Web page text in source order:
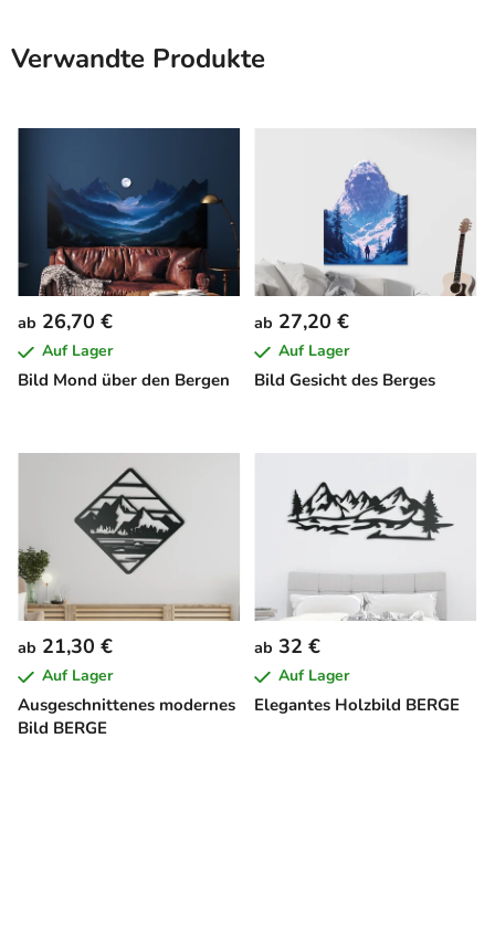
Verwandte Produkte
Bild Mond über den Bergen
ab 26,70 €
Auf Lager
Bild Gesicht des Berges
ab 27,20 €
Auf Lager
Ausgeschnittenes modernes
Bild BERGE
ab 21,30 €
Auf Lager
Elegantes Holzbild BERGE
ab 32 €
Auf Lager